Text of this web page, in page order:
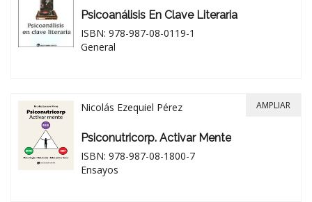
Psicoanálisis En Clave Literaria
ISBN: 978-987-08-0119-1
General
Nicolás Ezequiel Pérez
Psiconutricorp. Activar Mente
ISBN: 978-987-08-1800-7
Ensayos
AMPLIAR